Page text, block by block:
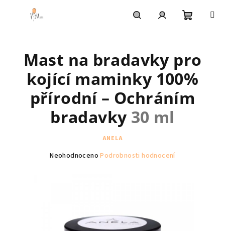
košík
Mast na bradavky pro
kojící maminky 100%
přírodní – Ochráním
bradavky 30 ml
ANELA
Průměrné
hvězdiček.
Neohodnoceno Podrobnosti hodnocení